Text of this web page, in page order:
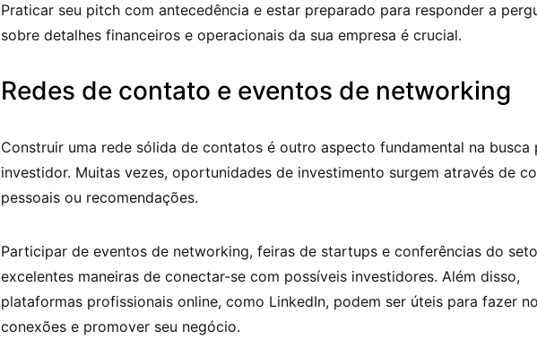
Praticar seu pitch com antecedência e estar preparado para responder a
sobre detalhes financeiros e operacionais da sua empresa é crucial.
Redes de contato e eventos de networking
Construir uma rede sólida de contatos é outro aspecto fundamental na busca
investidor. Muitas vezes, oportunidades de investimento surgem através de
pessoais ou recomendações.
Participar de eventos de networking, feiras de startups e conferências do
excelentes maneiras de conectar-se com possíveis investidores. Além disso,
plataformas profissionais online, como LinkedIn, podem ser úteis para fazer
conexões e promover seu negócio.